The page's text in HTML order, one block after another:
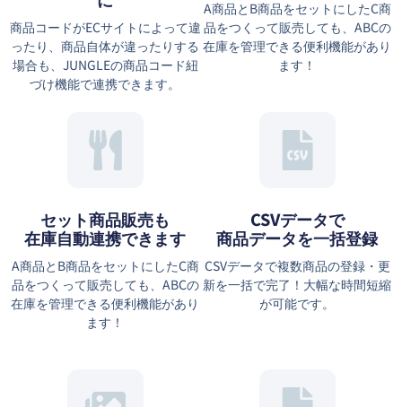
商品コードがECサイトによって違
ったり、商品自体が違ったりする
場合も、JUNGLEの商品コード紐
づけ機能で連携できます。
A商品とB商品をセットにしたC商
品をつくって販売しても、ABCの
在庫を管理できる便利機能があり
ます！
セット商品販売も
在庫自動連携できます
A商品とB商品をセットにしたC商
品をつくって販売しても、ABCの
在庫を管理できる便利機能があり
ます！
CSVデータで
商品データを一括登録
CSVデータで複数商品の登録・更
新を一括で完了！大幅な時間短縮
が可能です。